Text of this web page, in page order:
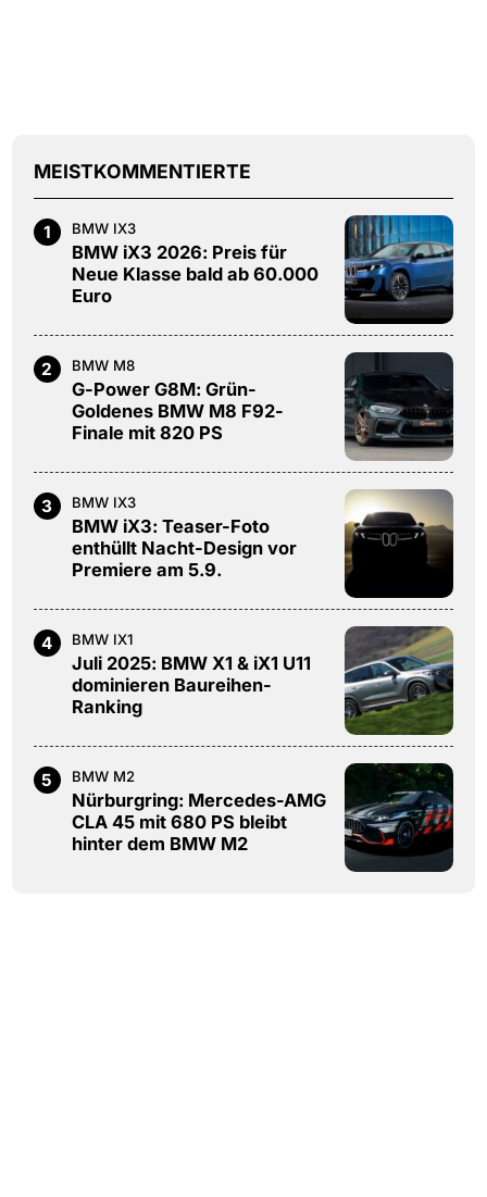
MEISTKOMMENTIERTE
1 BMW IX3
BMW iX3 2026: Preis für
Neue Klasse bald ab 60.000
Euro
2 BMW M8
G-Power G8M: Grün-
Goldenes BMW M8 F92-
Finale mit 820 PS
3 BMW IX3
BMW iX3: Teaser-Foto
enthüllt Nacht-Design vor
Premiere am 5.9.
4 BMW IX1
Juli 2025: BMW X1 & iX1 U11
dominieren Baureihen-
Ranking
5 BMW M2
Nürburgring: Mercedes-AMG
CLA 45 mit 680 PS bleibt
hinter dem BMW M2